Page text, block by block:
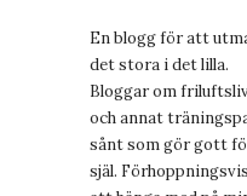
En blogg för att
det stora i det lilla.
Bloggar om
och annat
sånt som gör gott
själ.